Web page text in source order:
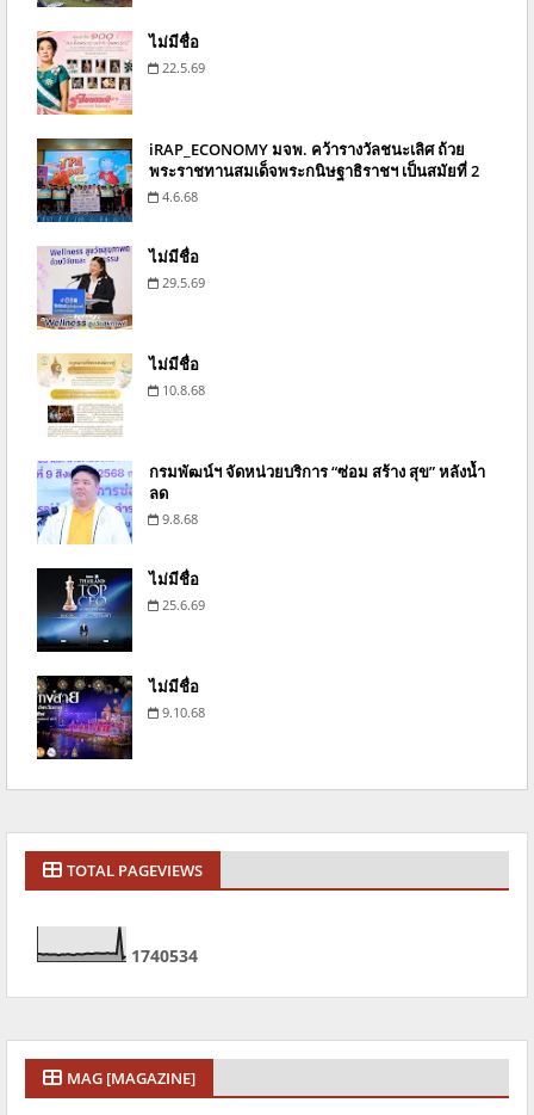
ไม่มีชื่อ
22.5.69
iRAP_ECONOMY มจพ. คว้ารางวัลชนะเลิศ ถ้วย
พระราชทานสมเด็จพระกนิษฐาธิราชฯ เป็นสมัยที่ 2
4.6.68
ไม่มีชื่อ
29.5.69
ไม่มีชื่อ
10.8.68
กรมพัฒน์ฯ จัดหน่วยบริการ “ซ่อม สร้าง สุข” หลังน้ำ
ลด
9.8.68
ไม่มีชื่อ
25.6.69
ไม่มีชื่อ
9.10.68
TOTAL PAGEVIEWS
1740534
MAG [MAGAZINE]